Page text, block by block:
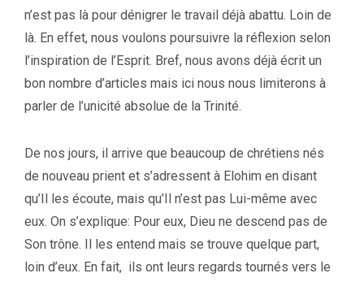
n’est pas là pour dénigrer le travail déjà abattu. Loin de
là. En effet, nous voulons poursuivre la réflexion selon
l’inspiration de l’Esprit. Bref, nous avons déjà écrit un
bon nombre d’articles mais ici nous nous limiterons à
parler de l’unicité absolue de la Trinité.
De nos jours, il arrive que beaucoup de chrétiens nés
de nouveau prient et s’adressent à Elohim en disant
qu’Il les écoute, mais qu’Il n’est pas Lui-même avec
eux. On s’explique: Pour eux, Dieu ne descend pas de
Son trône. Il les entend mais se trouve quelque part,
loin d’eux. En fait, ils ont leurs regards tournés vers le